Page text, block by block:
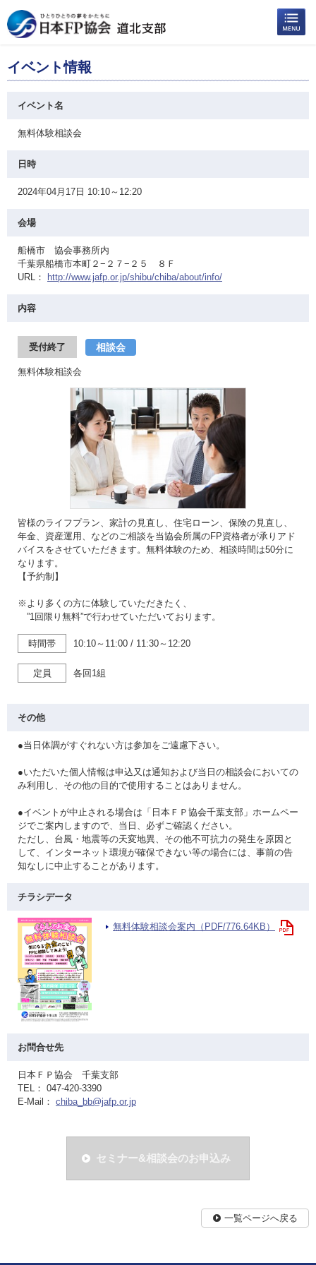
イベント情報
イベント名
無料体験相談会
日時
2024年04月17日 10:10～12:20
会場
船橋市 協会事務所内
千葉県船橋市本町２−２７−２５ ８Ｆ
URL：
http://www.jafp.or.jp/shibu/chiba/about/info/
内容
受付終了 相談会
無料体験相談会
皆様のライフプラン、家計の見直し、住宅ローン、保険の見直し、
年金、資産運用、などのご相談を当協会所属のFP資格者が承りアド
バイスをさせていただきます。無料体験のため、相談時間は50分に
なります。
【予約制】
※より多くの方に体験していただきたく、
”1回限り無料”で行わせていただいております。
時間帯 10:10～11:00 / 11:30～12:20
定員 各回1組
その他
●当日体調がすぐれない方は参加をご遠慮下さい。
●いただいた個人情報は申込又は通知および当日の相談会においての
み利用し、その他の目的で使用することはありません。
●イベントが中止される場合は「日本ＦＰ協会千葉支部」ホームペー
ジでご案内しますので、当日、必ずご確認ください。
ただし、台風・地震等の天変地異、その他不可抗力の発生を原因と
して、インターネット環境が確保できない等の場合には、事前の告
知なしに中止することがあります。
チラシデータ
無料体験相談会案内（PDF/776.64KB）
お問合せ先
日本ＦＰ協会 千葉支部
TEL： 047-420-3390
E-Mail： chiba_bb@jafp.or.jp
セミナー&相談会のお申込み
一覧ページへ戻る